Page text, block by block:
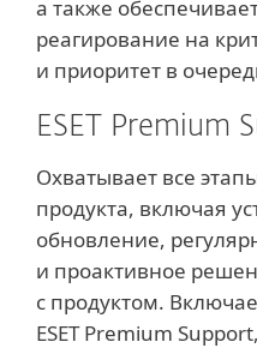
а также
реагирование на
и приоритет в
ESET Premium
Охватывает все
продукта, включая
обновление,
и проактивное
с продуктом.
ESET Premium